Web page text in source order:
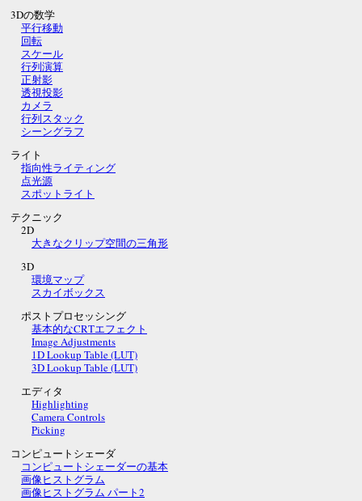
3Dの数学
平行移動
回転
スケール
行列演算
正射影
透視投影
カメラ
行列スタック
シーングラフ
ライト
指向性ライティング
点光源
スポットライト
テクニック
2D
大きなクリップ空間の三角形
3D
環境マップ
スカイボックス
ポストプロセッシング
基本的なCRTエフェクト
Image Adjustments
1D Lookup Table (LUT)
3D Lookup Table (LUT)
エディタ
Highlighting
Camera Controls
Picking
コンピュートシェーダ
コンピュートシェーダーの基本
画像ヒストグラム
画像ヒストグラム パート2